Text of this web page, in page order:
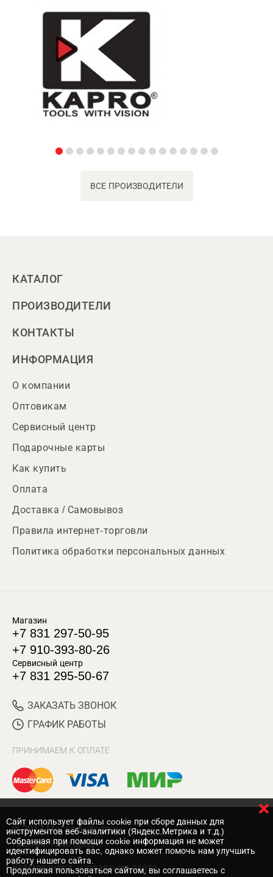
ВСЕ ПРОИЗВОДИТЕЛИ
КАТАЛОГ
ПРОИЗВОДИТЕЛИ
КОНТАКТЫ
ИНФОРМАЦИЯ
О компании
Оптовикам
Сервисный центр
Подарочные карты
Как купить
Оплата
Доставка / Самовывоз
Правила интернет-торговли
Политика обработки персональных данных
Магазин
+7 831 297-50-95
+7 910-393-80-26
Сервисный центр
+7 831 295-50-67
ЗАКАЗАТЬ ЗВОНОК
ГРАФИК РАБОТЫ
ПРИНИМАЕМ К ОПЛАТЕ
© 2017 Магазин Хозяин
Нижний Новгород
Вебмеханика — создание сайта
Cайт использует файлы cookie при сборе данных для
инструментов веб-аналитики (Яндекс.Метрика и т.д.)
Собранная при помощи cookie информация не может
идентифицировать вас, однако может помочь нам улучшить
работу нашего сайта.
Продолжая пользоваться сайтом, вы соглашаетесь с